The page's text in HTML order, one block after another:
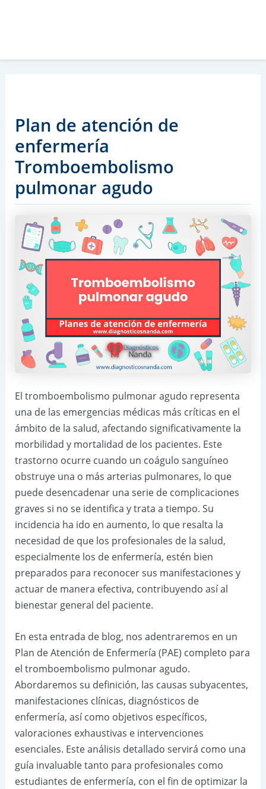
Plan de atención de
enfermería
Tromboembolismo
pulmonar agudo
El tromboembolismo pulmonar agudo representa
una de las emergencias médicas más críticas en el
ámbito de la salud, afectando significativamente la
morbilidad y mortalidad de los pacientes. Este
trastorno ocurre cuando un coágulo sanguíneo
obstruye una o más arterias pulmonares, lo que
puede desencadenar una serie de complicaciones
graves si no se identifica y trata a tiempo. Su
incidencia ha ido en aumento, lo que resalta la
necesidad de que los profesionales de la salud,
especialmente los de enfermería, estén bien
preparados para reconocer sus manifestaciones y
actuar de manera efectiva, contribuyendo así al
bienestar general del paciente.
En esta entrada de blog, nos adentraremos en un
Plan de Atención de Enfermería (PAE) completo para
el tromboembolismo pulmonar agudo.
Abordaremos su definición, las causas subyacentes,
manifestaciones clínicas, diagnósticos de
enfermería, así como objetivos específicos,
valoraciones exhaustivas e intervenciones
esenciales. Este análisis detallado servirá como una
guía invaluable tanto para profesionales como
estudiantes de enfermería, con el fin de optimizar la